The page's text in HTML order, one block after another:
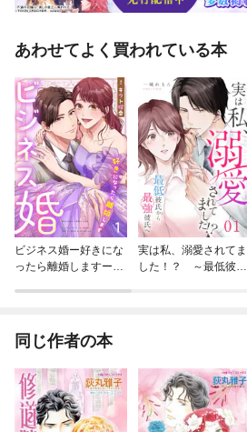
あわせてよく買われている本
ビジネス婚ー好きにな
ったら離婚しますー
実は私、溺愛されてま
した！？ ～最低彼氏
同じ作者の本